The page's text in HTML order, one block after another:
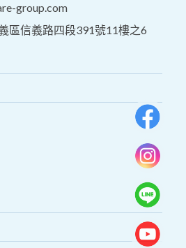
group.com
區信義路四段391號11樓之6